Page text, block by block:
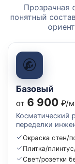
Прозрачная
понятный
Базовый
от 6 900 ₽/
Косметический
переделки
Окраска стен/
Плитка/
Свет/розетки